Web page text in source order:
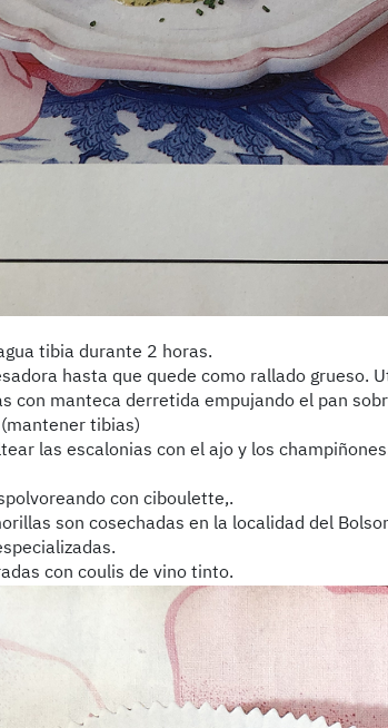
tibia durante 2 horas.
hasta que quede como rallado grueso.
con manteca derretida empujando el pan
tibias)
las escalonias con el ajo y los
con ciboulette,.
son cosechadas en la localidad del
con coulis de vino tinto.